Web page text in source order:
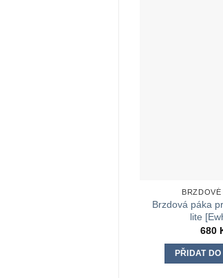
BRZDOVÉ
Brzdová páka
lite
680
PŘIDAT